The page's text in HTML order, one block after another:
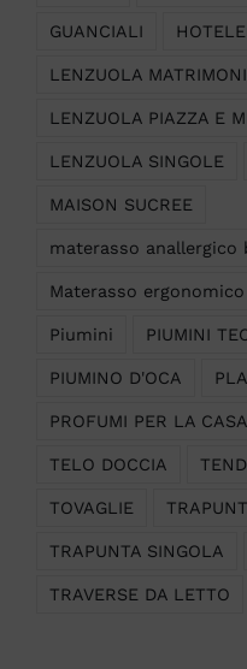
GUANCIALI
LENZUOLA
LENZUOLA PIAZZA E
LENZUOLA SINGOLE
MAISON SUCREE
materasso
Materasso ergonomico
Piumini PIUMINI
PIUMINO D'OCA
PROFUMI PER LA CASA
TELO DOCCIA
TOVAGLIE
TRAPUNTA SINGOLA
TRAVERSE DA LETTO